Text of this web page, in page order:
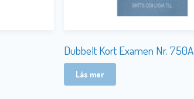
Dubbelt Kort Examen Nr. 750A
Läs mer